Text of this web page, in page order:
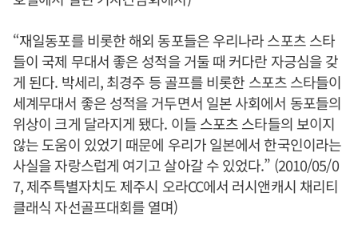
“재일동포를 비롯한 해외 동포들은 우리나라 스포츠 스타
들이 국제 무대서 좋은 성적을 거둘 때 커다란 자긍심을 갖
게 된다. 박세리, 최경주 등 골프를 비롯한 스포츠 스타들이
세계무대서 좋은 성적을 거두면서 일본 사회에서 동포들의
위상이 크게 달라지게 됐다. 이들 스포츠 스타들의 보이지
않는 도움이 있었기 때문에 우리가 일본에서 한국인이라는
사실을 자랑스럽게 여기고 살아갈 수 있었다.” (2010/05/0
7, 제주특별자치도 제주시 오라CC에서 러시앤캐시 채리티
클래식 자선골프대회를 열며)